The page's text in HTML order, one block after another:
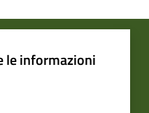
le informazioni